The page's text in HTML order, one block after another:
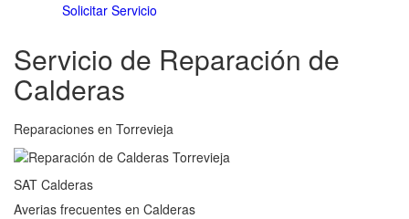
Solicitar Servicio
Servicio de Reparación de
Calderas
Reparaciones en Torrevieja
SAT Calderas
Averias frecuentes en Calderas